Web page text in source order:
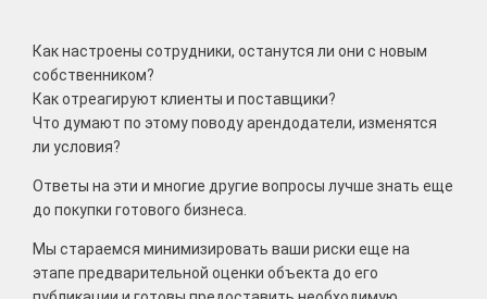
Как настроены сотрудники, останутся ли они с новым
собственником?
Как отреагируют клиенты и поставщики?
Что думают по этому поводу арендодатели, изменятся
ли условия?
Ответы на эти и многие другие вопросы лучше знать еще
до покупки готового бизнеса.
Мы стараемся минимизировать ваши риски еще на
этапе предварительной оценки объекта до его